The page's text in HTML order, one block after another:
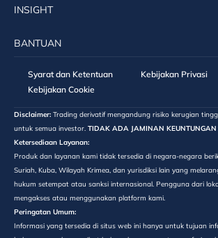
INSIGHT
BANTUAN
Syarat dan Ketentuan
Kebijakan Privasi
Kebijakan Cookie
Disclaimer: Trading derivatif mengandung risiko kerugian
untuk semua investor. TIDAK ADA JAMINAN
Ketersediaan Layanan:
Produk dan layanan kami tidak tersedia di negara-negara
Suriah, Kuba, Wilayah Krimea, dan yurisdiksi lain yang
hukum setempat atau sanksi internasional. Pengguna dari
mengakses atau menggunakan platform kami.
Peringatan Umum:
Informasi yang tersedia di situs web ini hanya untuk tujuan